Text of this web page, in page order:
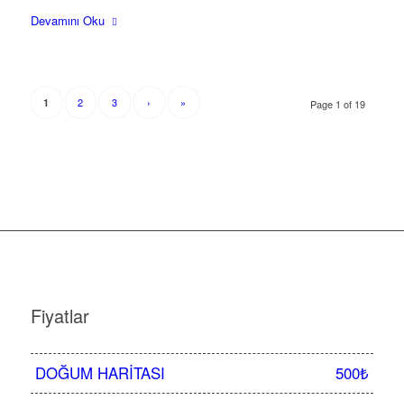
Devamını Oku
Page 1 of 19
1 2 3 › »
Fiyatlar
DOĞUM HARITASI
500₺